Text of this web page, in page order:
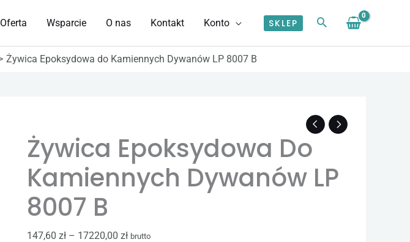
Oferta Wsparcie O nas Kontakt Konto SKLEP
Żywica Epoksydowa do Kamiennych Dywanów LP 8007 B
Żywica Epoksydowa Do
Kamiennych Dywanów LP
8007 B
147,60 zł – 17220,00 zł
od
147,60 zł
do
17220,00 zł
brutto
Epoksydowa
do
Kamiennych
LP
8007